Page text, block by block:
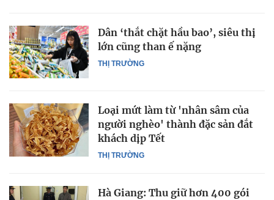
THỊ TRƯỜNG
Dân ‘thắt chặt hầu bao’, siêu thị
lớn cũng than ế nặng
THỊ TRƯỜNG
Loại mứt làm từ 'nhân sâm của
người nghèo' thành đặc sản đắt
khách dịp Tết
Hà Giang: Thu giữ hơn 400 gói